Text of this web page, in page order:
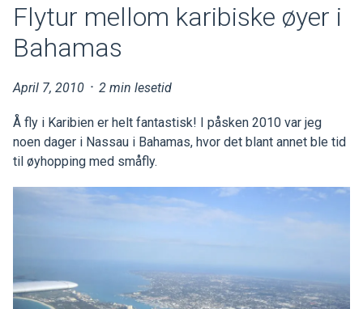
Flytur mellom karibiske øyer i
Bahamas
April 7, 2010 · 2 min lesetid
Å fly i Karibien er helt fantastisk! I påsken 2010 var jeg
noen dager i Nassau i Bahamas, hvor det blant annet ble tid
til øyhopping med småfly.